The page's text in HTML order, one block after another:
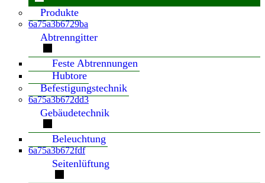
Produkte
6a75a3b6729ba
Abtrenngitter
Feste Abtrennungen
Hubtore
Befestigungstechnik
6a75a3b672dd3
Gebäudetechnik
Beleuchtung
6a75a3b672fdf
Seitenlüftung